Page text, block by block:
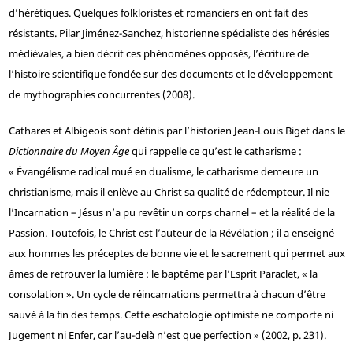
d’hérétiques. Quelques folkloristes et romanciers en ont fait des
résistants. Pilar Jiménez-Sanchez, historienne spécialiste des hérésies
médiévales, a bien décrit ces phénomènes opposés, l’écriture de
l’histoire scientifique fondée sur des documents et le développement
de mythographies concurrentes (2008).
Cathares et Albigeois sont définis par l’historien Jean-Louis Biget dans le
Dictionnaire du Moyen Âgequi rappelle ce qu’est le catharisme :
« Évangélisme radical mué en dualisme, le catharisme demeure un
christianisme, mais il enlève au Christ sa qualité de rédempteur. Il nie
l’Incarnation – Jésus n’a pu revêtir un corps charnel – et la réalité de la
Passion. Toutefois, le Christ est l’auteur de la Révélation ; il a enseigné
aux hommes les préceptes de bonne vie et le sacrement qui permet aux
âmes de retrouver la lumière : le baptême par l’Esprit Paraclet, « la
consolation ». Un cycle de réincarnations permettra à chacun d’être
sauvé à la fin des temps. Cette eschatologie optimiste ne comporte ni
Jugement ni Enfer, car l’au-delà n’est que perfection » (2002, p. 231).